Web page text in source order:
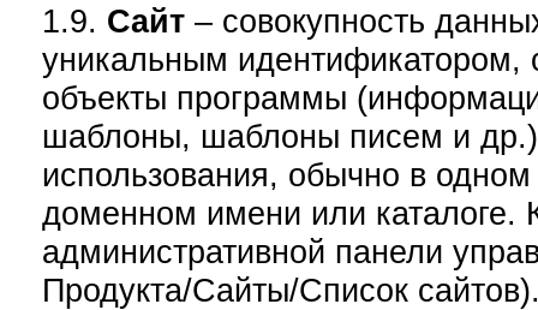
1.9. Сайт – совокупность
уникальным идентификатором,
объекты программы
шаблоны, шаблоны писем и др.)
использования, обычно в
доменном имени или каталоге.
административной панели
Продукта/Сайты/Список